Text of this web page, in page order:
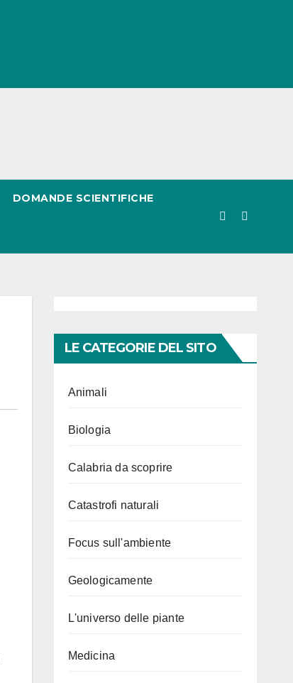
DOMANDE SCIENTIFICHE
LE CATEGORIE DEL SITO
Animali
Biologia
Calabria da scoprire
Catastrofi naturali
Focus sull'ambiente
Geologicamente
L'universo delle piante
Medicina